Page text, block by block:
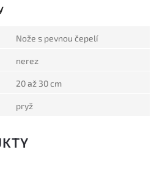
Nože s pevnou čepelí
nerez
20 až 30 cm
pryž